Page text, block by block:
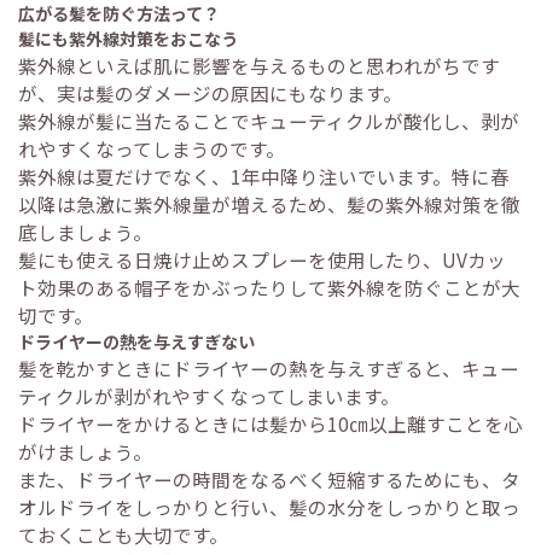
広がる髪を防ぐ方法って？
髪にも紫外線対策をおこなう
紫外線といえば肌に影響を与えるものと思われがちです
が、実は髪のダメージの原因にもなります。
紫外線が髪に当たることでキューティクルが酸化し、剥が
れやすくなってしまうのです。
紫外線は夏だけでなく、1年中降り注いでいます。特に春
以降は急激に紫外線量が増えるため、髪の紫外線対策を徹
底しましょう。
髪にも使える日焼け止めスプレーを使用したり、UVカッ
ト効果のある帽子をかぶったりして紫外線を防ぐことが大
切です。
ドライヤーの熱を与えすぎない
髪を乾かすときにドライヤーの熱を与えすぎると、キュー
ティクルが剥がれやすくなってしまいます。
ドライヤーをかけるときには髪から10㎝以上離すことを心
がけましょう。
また、ドライヤーの時間をなるべく短縮するためにも、タ
オルドライをしっかりと行い、髪の水分をしっかりと取っ
ておくことも大切です。